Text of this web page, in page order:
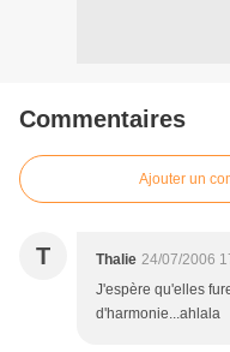
Commentaires
Ajouter un
T Thalie 24/07/2006
J'espère qu'elles
d'harmonie...ahlala